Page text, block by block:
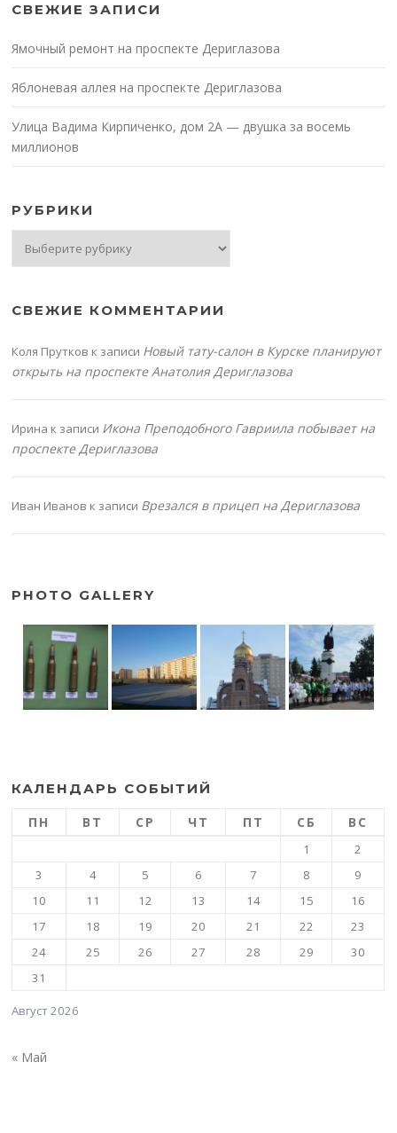
СВЕЖИЕ ЗАПИСИ
Ямочный ремонт на проспекте Дериглазова
Яблоневая аллея на проспекте Дериглазова
Улица Вадима Кирпиченко, дом 2А — двушка за восемь
миллионов
РУБРИКИ
СВЕЖИЕ КОММЕНТАРИИ
Коля Прутков к записи Новый тату-салон в Курске планируют
открыть на проспекте Анатолия Дериглазова
Ирина к записи Икона Преподобного Гавриила побывает на
проспекте Дериглазова
Иван Иванов к записи Врезался в прицеп на Дериглазова
PHOTO GALLERY
КАЛЕНДАРЬ СОБЫТИЙ
Август 2026
ПН ВТ СР ЧТ ПТ СБ ВС
1
2
3
4 5 6 7 8
9
10
11 12 13 14 15
16
17
18 19 20 21 22
23
24
25 26 27 28 29
30
31
« Май